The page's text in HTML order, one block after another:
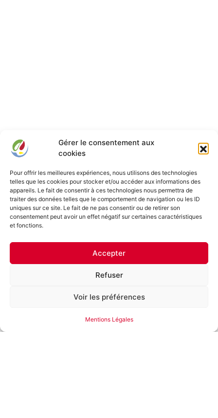
Gérer le consentement aux
cookies
Pour offrir les meilleures expériences, nous utilisons des technologies
telles que les cookies pour stocker et/ou accéder aux informations des
appareils. Le fait de consentir à ces technologies nous permettra de
traiter des données telles que le comportement de navigation ou les ID
uniques sur ce site. Le fait de ne pas consentir ou de retirer son
consentement peut avoir un effet négatif sur certaines caractéristiques
et fonctions.
Accepter
Refuser
Voir les préférences
Mentions Légales
Franche-Comté Élevage
porcines et bovines.
Coopérative FCE
Société Bisontine d’Abattage
Les Éleveurs de la Chevillotte